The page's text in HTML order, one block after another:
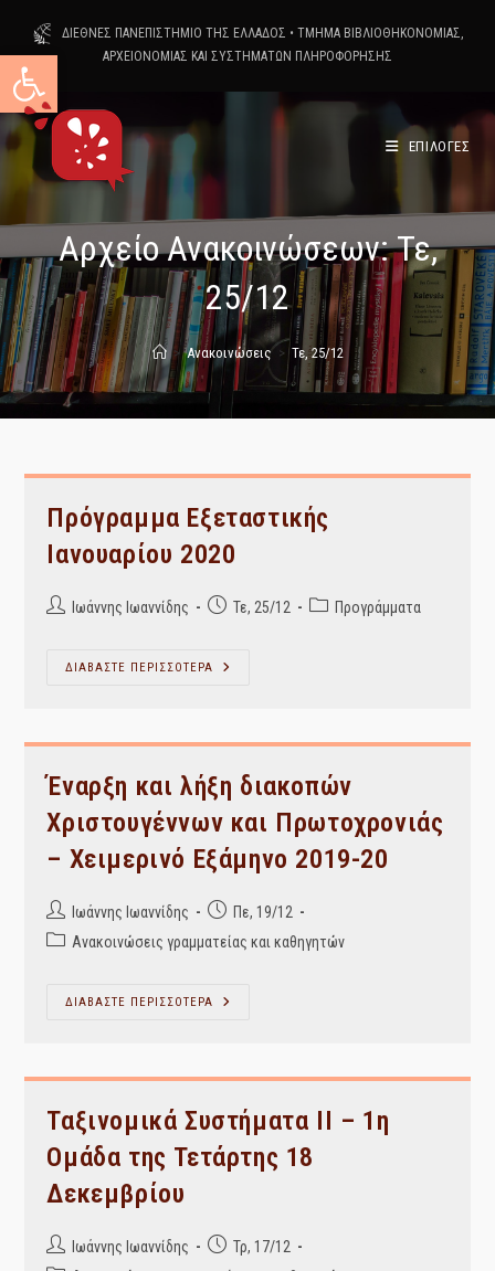
Ανοίξτε τη γραμμή εργαλείων
content
ΔΙΕΘΝΕΣ ΠΑΝΕΠΙΣΤΗΜΙΟ ΤΗΣ ΕΛΛΑΔΟΣ • ΤΜΗΜΑ ΒΙΒΛΙΟΘΗΚΟΝΟΜΙΑΣ,
ΑΡΧΕΙΟΝΟΜΙΑΣ ΚΑΙ ΣΥΣΤΗΜΑΤΩΝ ΠΛΗΡΟΦΟΡΗΣΗΣ
ΕΠΙΛΟΓΕΣ
Αρχείο Ανακοινώσεων: Τε,
25/12
> Ανακοινώσεις > Τε, 25/12
Πρόγραμμα Εξεταστικής
Ιανουαρίου 2020
PostΙωάννης Ιωαννίδης
PostΤε, 25/12
PostΠρογράμματα
ΔΙΑΒΑΣΤΕ ΠΕΡΙΣΣΟΤΕΡΑ
Πρόγραμμα
Έναρξη και λήξη διακοπών
Χριστουγέννων και Πρωτοχρονιάς
– Χειμερινό Εξάμηνο 2019-20
Post
author:
Ιωάννης Ιωαννίδης
Post
published:
Πε, 19/12
PostΑνακοινώσεις γραμματείας και καθηγητών
ΔΙΑΒΑΣΤΕ ΠΕΡΙΣΣΟΤΕΡΑ
Έναρξη
Και
Χειμερινό
Εξάμηνο
2019-
20
Ταξινομικά Συστήματα ΙΙ – 1η
Ομάδα της Τετάρτης 18
Δεκεμβρίου
PostΙωάννης Ιωαννίδης
PostΤρ, 17/12